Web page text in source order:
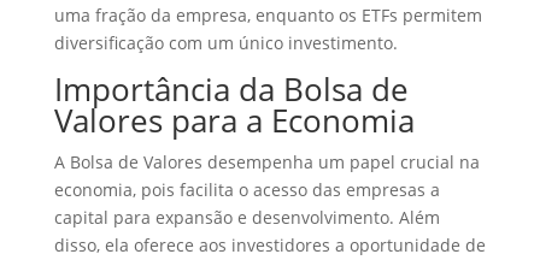
uma fração da empresa, enquanto os ETFs permitem
diversificação com um único investimento.
Importância da Bolsa de
Valores para a Economia
A Bolsa de Valores desempenha um papel crucial na
economia, pois facilita o acesso das empresas a
capital para expansão e desenvolvimento. Além
disso, ela oferece aos investidores a oportunidade de